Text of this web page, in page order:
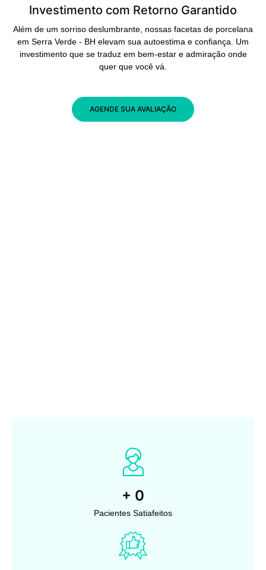
Investimento com Retorno Garantido
Além de um sorriso deslumbrante, nossas facetas de porcelana
em Serra Verde - BH elevam sua autoestima e confiança. Um
investimento que se traduz em bem-estar e admiração onde
quer que você vá.
AGENDE SUA AVALIAÇÃO
+ 0
Pacientes Satiafeitos